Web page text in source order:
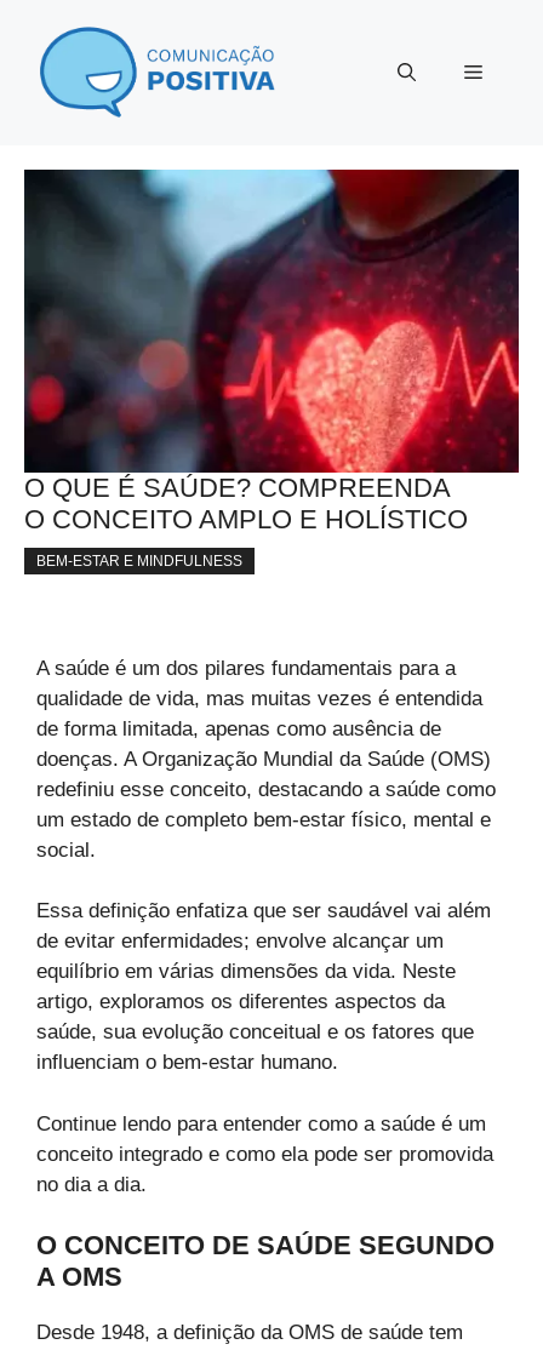
conteúdo
Menu
O QUE É SAÚDE? COMPREENDA
O CONCEITO AMPLO E HOLÍSTICO
BEM-ESTAR E MINDFULNESS
A saúde é um dos pilares fundamentais para a
qualidade de vida, mas muitas vezes é entendida
de forma limitada, apenas como ausência de
doenças. A Organização Mundial da Saúde (OMS)
redefiniu esse conceito, destacando a saúde como
um estado de completo bem-estar físico, mental e
social.
Essa definição enfatiza que ser saudável vai além
de evitar enfermidades; envolve alcançar um
equilíbrio em várias dimensões da vida. Neste
artigo, exploramos os diferentes aspectos da
saúde, sua evolução conceitual e os fatores que
influenciam o bem-estar humano.
Continue lendo para entender como a saúde é um
conceito integrado e como ela pode ser promovida
no dia a dia.
O CONCEITO DE SAÚDE SEGUNDO
A OMS
Desde 1948, a definição da OMS de saúde tem